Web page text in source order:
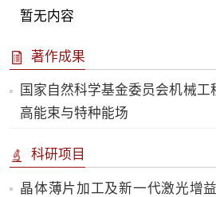
暂无内容
著作成果
国家自然科学基金委员会机械
高能束与特种能场
科研项目
晶体薄片加工及新一代激光增